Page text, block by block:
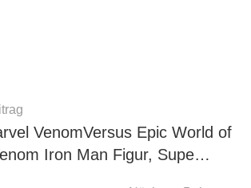
VenomVersus Epic World of
Iron Man Figur, Supe…